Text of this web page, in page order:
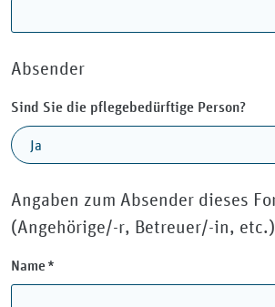
Absender
Sind Sie die pflegebedürftige Person?
Angaben zum Absender dieses
(Angehörige/-r, Betreuer/-in, etc.)
Name*